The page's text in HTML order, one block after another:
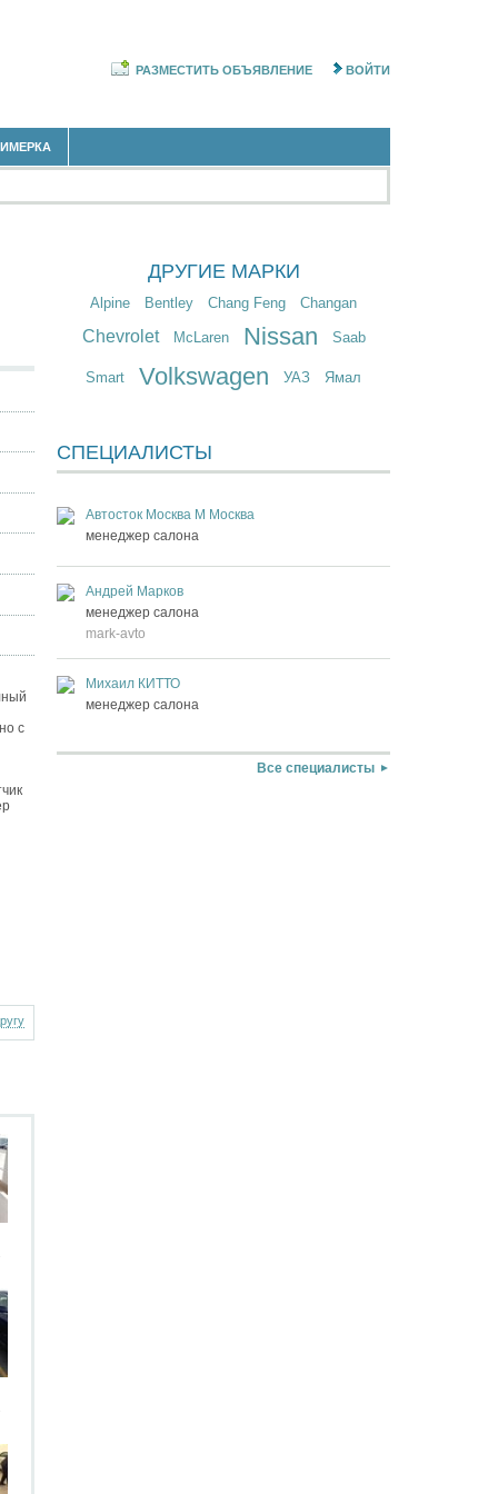
РАЗМЕСТИТЬ ОБЪЯВЛЕНИЕ ВОЙТИ
с
ДРУГИЕ МАРКИ
Alpine Bentley Chang Feng Changan
Chevrolet McLaren Nissan Saab
Smart Volkswagen УАЗ Ямал
СПЕЦИАЛИСТЫ
Автосток Москва М Москва
менеджер салона
Андрей Марков
менеджер салона
mark-avto
Михаил КИТТО
менеджер салона
Все специалисты